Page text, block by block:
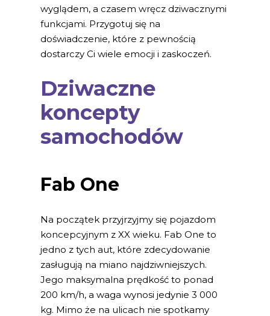
wyglądem, a czasem wręcz dziwacznymi
funkcjami. Przygotuj się na
doświadczenie, które z pewnością
dostarczy Ci wiele emocji i zaskoczeń.
Dziwaczne
koncepty
samochodów
Fab One
Na początek przyjrzyjmy się pojazdom
koncepcyjnym z XX wieku. Fab One to
jedno z tych aut, które zdecydowanie
zasługują na miano najdziwniejszych.
Jego maksymalna prędkość to ponad
200 km/h, a waga wynosi jedynie 3 000
kg. Mimo że na ulicach nie spotkamy